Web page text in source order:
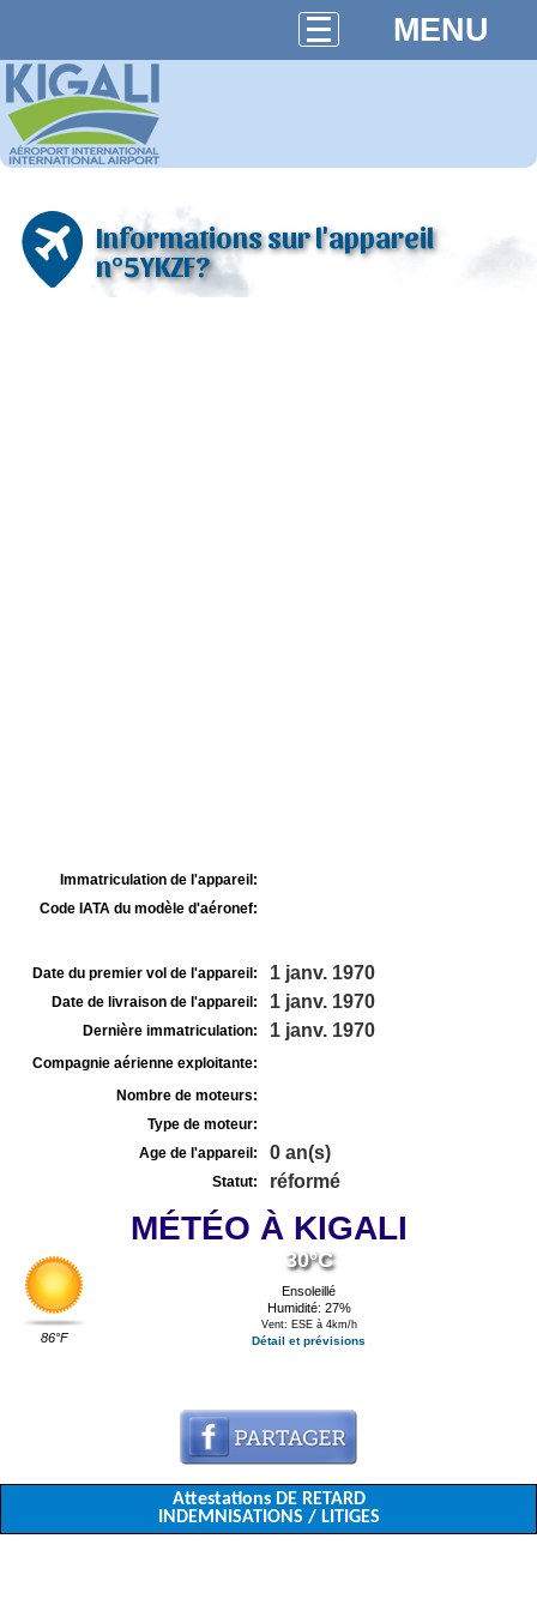
MENU
Informations sur l'appareil
n°5YKZF?
Immatriculation de l'appareil:
Code IATA du modèle d'aéronef:
Date du premier vol de l'appareil: 1 janv. 1970
Date de livraison de l'appareil: 1 janv. 1970
Dernière immatriculation: 1 janv. 1970
Compagnie aérienne exploitante:
Nombre de moteurs:
Type de moteur:
Age de l'appareil:
0 an(s)
Statut: réformé
MÉTÉO À KIGALI
86°F
30°C
Ensoleillé
Humidité: 27%
Vent: ESE à 4km/h
Détail et prévisions
Attestations DE RETARD
INDEMNISATIONS / LITIGES